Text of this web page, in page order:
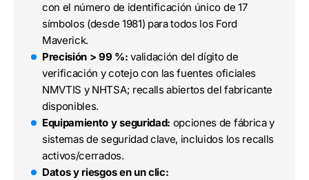
con el número de identificación único de 17
símbolos (desde 1981) para todos los Ford
Maverick.
Precisión > 99 %: validación del dígito de
verificación y cotejo con las fuentes oficiales
NMVTIS y NHTSA; recalls abiertos del fabricante
disponibles.
Equipamiento y seguridad: opciones de fábrica y
sistemas de seguridad clave, incluidos los recalls
activos/cerrados.
Datos y riesgos en un clic: